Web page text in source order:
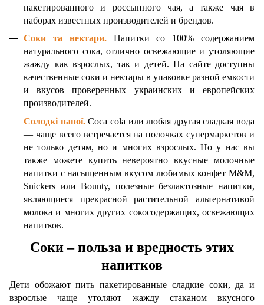
пакетированного и россыпного чая, а также чая в
наборах известных производителей и брендов.
Соки та нектари. Напитки со 100% содержанием
натурального сока, отлично освежающие и утоляющие
жажду как взрослых, так и детей. На сайте доступны
качественные соки и нектары в упаковке разной емкости
и вкусов проверенных украинских и европейских
производителей.
Солодкі напої.Coca cola или любая другая сладкая вода
— чаще всего встречается на полочках супермаркетов и
не только детям, но и многих взрослых. Но у нас вы
также можете купить невероятно вкусные молочные
напитки с насыщенным вкусом любимых конфет M&M,
Snickers или Bounty, полезные безлактозные напитки,
являющиеся прекрасной растительной альтернативой
молока и многих других сокосодержащих, освежающих
напитков.
Соки – польза и вредность этих
напитков
Дети обожают пить пакетированные сладкие соки, да и
взрослые чаще утоляют жажду стаканом вкусного